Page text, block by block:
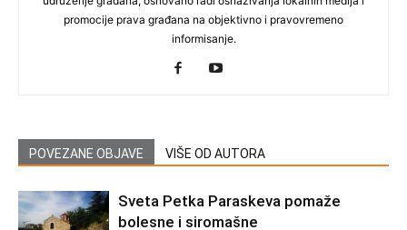
promocije prava građana na objektivno i pravovremeno
informisanje.
POVEZANE OBJAVE VIŠE OD AUTORA
Sveta Petka Paraskeva pomaže
bolesne i siromašne